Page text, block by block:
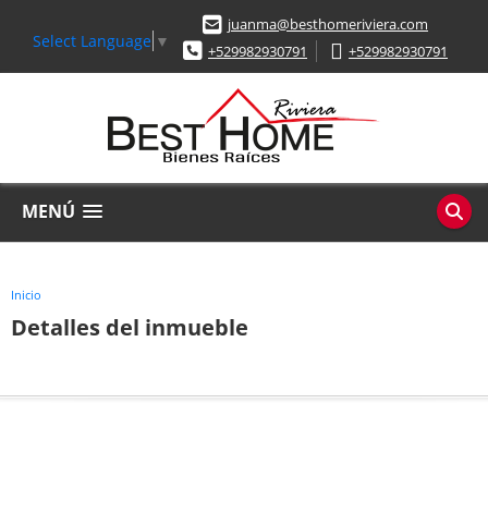
Select Language ▼
juanma@besthomeriviera.com
+529982930791
+529982930791
MENÚ
Inicio
Detalles del inmueble